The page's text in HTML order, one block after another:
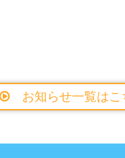
お知らせ一覧はこ